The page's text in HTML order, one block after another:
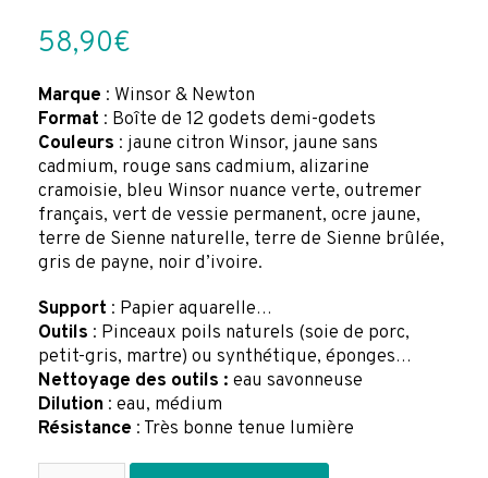
58,90€
Marque : Winsor & Newton
Format : Boîte de 12 godets demi-godets
Couleurs : jaune citron Winsor, jaune sans
cadmium, rouge sans cadmium, alizarine
cramoisie, bleu Winsor nuance verte, outremer
français, vert de vessie permanent, ocre jaune,
terre de Sienne naturelle, terre de Sienne brûlée,
gris de payne, noir d’ivoire.
Support : Papier aquarelle…
Outils : Pinceaux poils naturels (soie de porc,
petit-gris, martre) ou synthétique, éponges…
Nettoyage des outils : eau savonneuse
Dilution : eau, médium
Résistance : Très bonne tenue lumière